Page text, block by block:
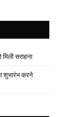
सराहना
शुभारंभ करने